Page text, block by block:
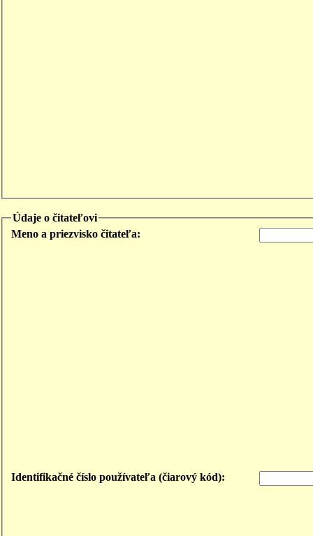
Údaje o čitateľovi
Meno a priezvisko čitateľa:
Identifikačné číslo používateľa (čiarový kód):